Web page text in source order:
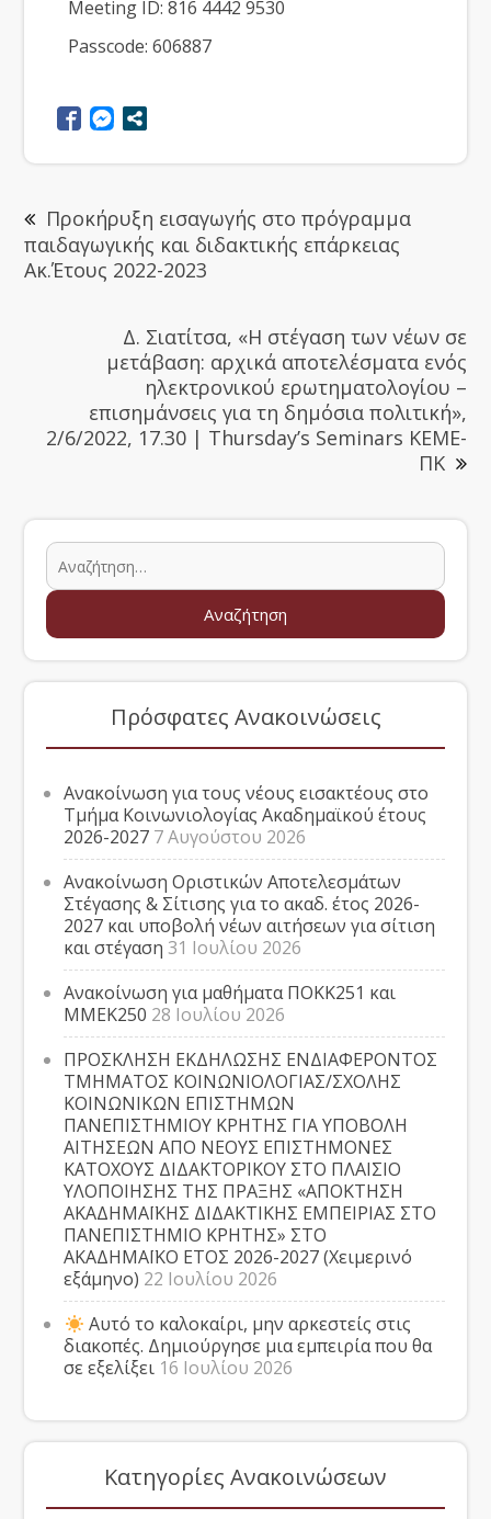
Meeting ID: 816 4442 9530
Passcode: 606887
Προκήρυξη εισαγωγής στο πρόγραμμα
παιδαγωγικής και διδακτικής επάρκειας
Ακ.Έτους 2022-2023
Δ. Σιατίτσα, «Η στέγαση των νέων σε
μετάβαση: αρχικά αποτελέσματα ενός
ηλεκτρονικού ερωτηματολογίου –
επισημάνσεις για τη δημόσια πολιτική»,
2/6/2022, 17.30 | Thursday’s Seminars ΚΕΜΕ-
ΠΚ
Πρόσφατες Ανακοινώσεις
Ανακοίνωση για τους νέους εισακτέους στο
Τμήμα Κοινωνιολογίας Ακαδημαϊκού έτους
2026-2027 7 Αυγούστου 2026
Ανακοίνωση Οριστικών Αποτελεσμάτων
Στέγασης & Σίτισης για το ακαδ. έτος 2026-
2027 και υποβολή νέων αιτήσεων για σίτιση
και στέγαση 31 Ιουλίου 2026
Ανακοίνωση για μαθήματα ΠΟΚΚ251 και
ΜΜΕΚ250 28 Ιουλίου 2026
ΠΡΟΣΚΛΗΣΗ ΕΚΔΗΛΩΣΗΣ ΕΝΔΙΑΦΕΡΟΝΤΟΣ
ΤΜΗΜΑΤΟΣ ΚΟΙΝΩΝΙΟΛΟΓΙΑΣ/ΣΧΟΛΗΣ
ΚΟΙΝΩΝΙΚΩΝ ΕΠΙΣΤΗΜΩΝ
ΠΑΝΕΠΙΣΤΗΜΙΟΥ ΚΡΗΤΗΣ ΓΙΑ ΥΠΟΒΟΛΗ
ΑΙΤΗΣΕΩΝ ΑΠΟ ΝΕΟΥΣ ΕΠΙΣΤΗΜΟΝΕΣ
ΚΑΤΟΧΟΥΣ ΔΙΔΑΚΤΟΡΙΚΟΥ ΣΤΟ ΠΛΑΙΣΙΟ
ΥΛΟΠΟΙΗΣΗΣ ΤΗΣ ΠΡΑΞΗΣ «ΑΠΟΚΤΗΣΗ
ΑΚΑΔΗΜΑΪΚΗΣ ΔΙΔΑΚΤΙΚΗΣ ΕΜΠΕΙΡΙΑΣ ΣΤΟ
ΠΑΝΕΠΙΣΤΗΜΙΟ ΚΡΗΤΗΣ» ΣΤΟ
ΑΚΑΔΗΜΑΪΚΟ ΕΤΟΣ 2026-2027 (Χειμερινό
εξάμηνο) 22 Ιουλίου 2026
Αυτό το καλοκαίρι, μην αρκεστείς στις
διακοπές. Δημιούργησε μια εμπειρία που θα
σε εξελίξει 16 Ιουλίου 2026
Κατηγορίες Ανακοινώσεων